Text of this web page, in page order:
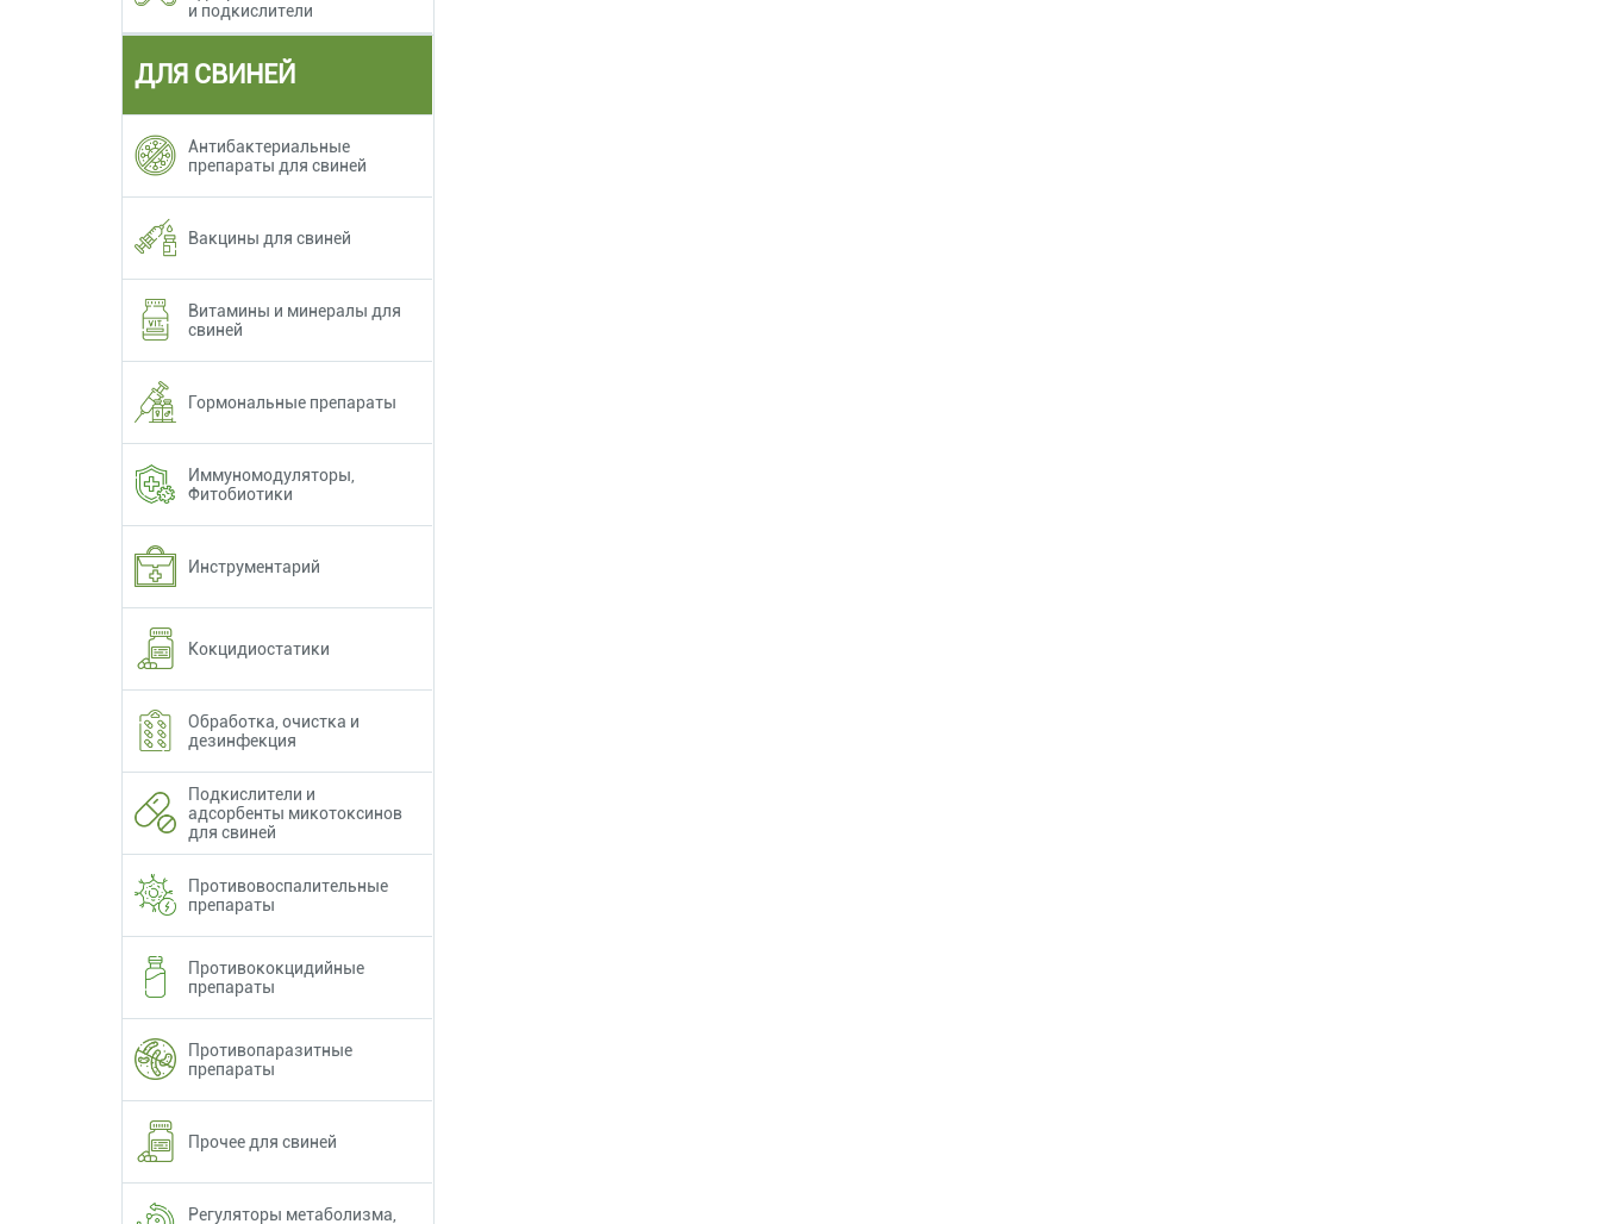
и подкислители
ДЛЯ СВИНЕЙ
Антибактериальные
препараты для свиней
Вакцины для свиней
Витамины и минералы для
свиней
Гормональные препараты
Иммуномодуляторы,
Фитобиотики
Инструментарий
Кокцидиостатики
Обработка, очистка и
дезинфекция
Подкислители и
адсорбенты микотоксинов
для свиней
Противовоспалительные
препараты
Противококцидийные
препараты
Противопаразитные
препараты
Прочее для свиней
Регуляторы метаболизма,